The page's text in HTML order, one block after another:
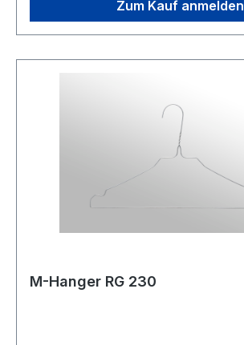
Zum Kauf anmelden
M-Hanger RG 230